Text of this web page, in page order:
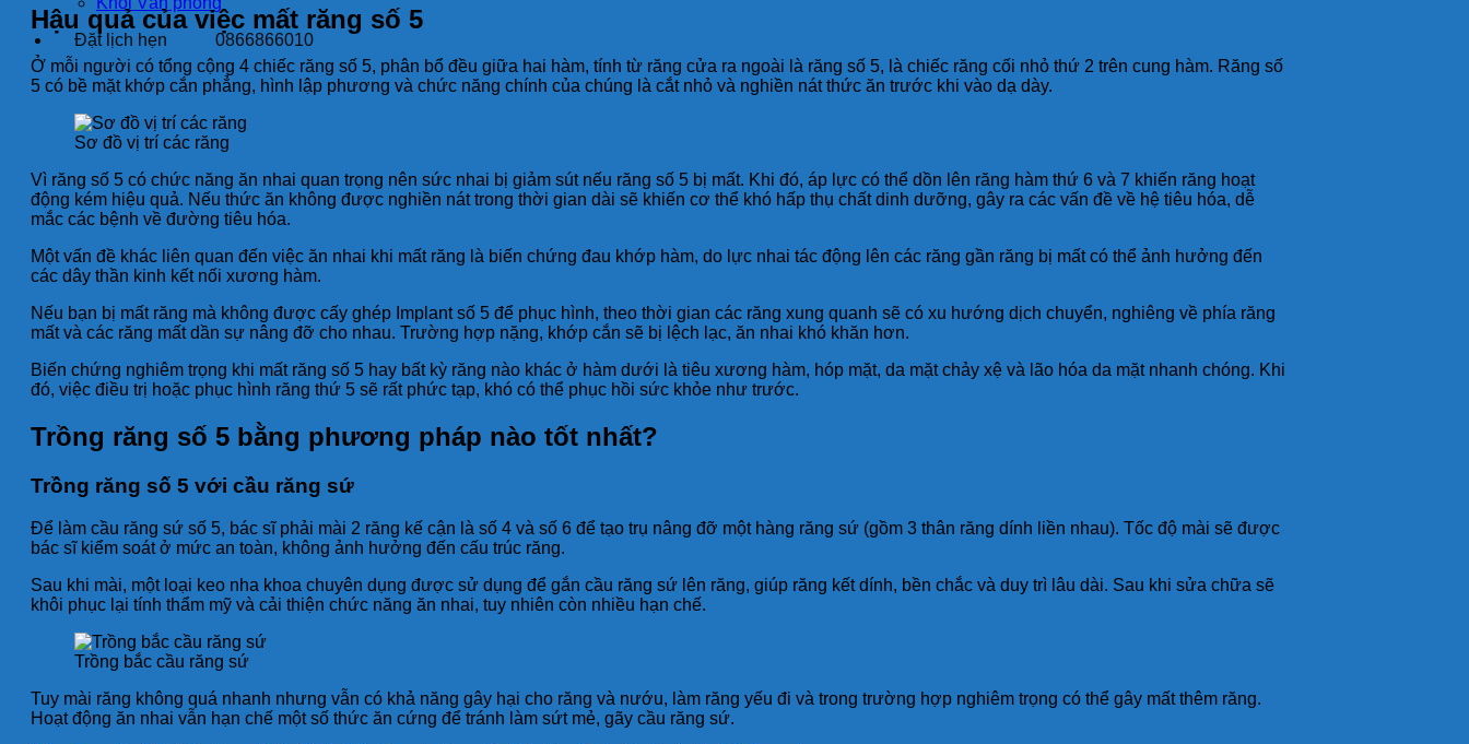
Đặt lịch hẹn
0866866010
Hậu quả của việc mất răng số 5
Ở mỗi người có tổng cộng 4 chiếc răng số 5, phân bổ đều giữa hai hàm, tính từ răng cửa ra ngoài là răng số 5, là chiếc răng cối nhỏ thứ 2 trên cung hàm. Răng số
5 có bề mặt khớp cắn phẳng, hình lập phương và chức năng chính của chúng là cắt nhỏ và nghiền nát thức ăn trước khi vào dạ dày.
Sơ đồ vị trí các răng
Vì răng số 5 có chức năng ăn nhai quan trọng nên sức nhai bị giảm sút nếu răng số 5 bị mất. Khi đó, áp lực có thể dồn lên răng hàm thứ 6 và 7 khiến răng hoạt
động kém hiệu quả. Nếu thức ăn không được nghiền nát trong thời gian dài sẽ khiến cơ thể khó hấp thụ chất dinh dưỡng, gây ra các vấn đề về hệ tiêu hóa, dễ
mắc các bệnh về đường tiêu hóa.
Một vấn đề khác liên quan đến việc ăn nhai khi mất răng là biến chứng đau khớp hàm, do lực nhai tác động lên các răng gần răng bị mất có thể ảnh hưởng đến
các dây thần kinh kết nối xương hàm.
Nếu bạn bị mất răng mà không được cấy ghép Implant số 5 để phục hình, theo thời gian các răng xung quanh sẽ có xu hướng dịch chuyển, nghiêng về phía răng
mất và các răng mất dần sự nâng đỡ cho nhau. Trường hợp nặng, khớp cắn sẽ bị lệch lạc, ăn nhai khó khăn hơn.
Biến chứng nghiêm trọng khi mất răng số 5 hay bất kỳ răng nào khác ở hàm dưới là tiêu xương hàm, hóp mặt, da mặt chảy xệ và lão hóa da mặt nhanh chóng. Khi
đó, việc điều trị hoặc phục hình răng thứ 5 sẽ rất phức tạp, khó có thể phục hồi sức khỏe như trước.
Trồng răng số 5 bằng phương pháp nào tốt nhất?
Trồng răng số 5 với cầu răng sứ
Để làm cầu răng sứ số 5, bác sĩ phải mài 2 răng kế cận là số 4 và số 6 để tạo trụ nâng đỡ một hàng răng sứ (gồm 3 thân răng dính liền nhau). Tốc độ mài sẽ được
bác sĩ kiểm soát ở mức an toàn, không ảnh hưởng đến cấu trúc răng.
Sau khi mài, một loại keo nha khoa chuyên dụng được sử dụng để gắn cầu răng sứ lên răng, giúp răng kết dính, bền chắc và duy trì lâu dài. Sau khi sửa chữa sẽ
khôi phục lại tính thẩm mỹ và cải thiện chức năng ăn nhai, tuy nhiên còn nhiều hạn chế.
Trồng bắc cầu răng sứ
Tuy mài răng không quá nhanh nhưng vẫn có khả năng gây hại cho răng và nướu, làm răng yếu đi và trong trường hợp nghiêm trọng có thể gây mất thêm răng.
Hoạt động ăn nhai vẫn hạn chế một số thức ăn cứng để tránh làm sứt mẻ, gãy cầu răng sứ.